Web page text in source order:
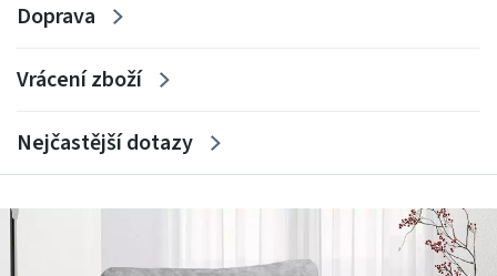
Doprava
Vrácení zboží
Nejčastější dotazy